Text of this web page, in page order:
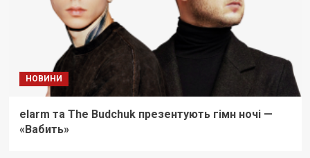
НОВИНИ
elarm та The Budchuk презентують гімн ночі —
«Вабить»